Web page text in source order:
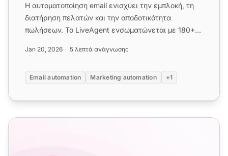
Η αυτοματοποίηση email ενισχύει την εμπλοκή, τη
διατήρηση πελατών και την αποδοτικότητα
πωλήσεων. Το LiveAgent ενσωματώνεται με 180+
Jan 20, 2026 5 λεπτά ανάγνωσης
Email automation Marketing automation +1
Πρότυπα Email Επαλήθευσης